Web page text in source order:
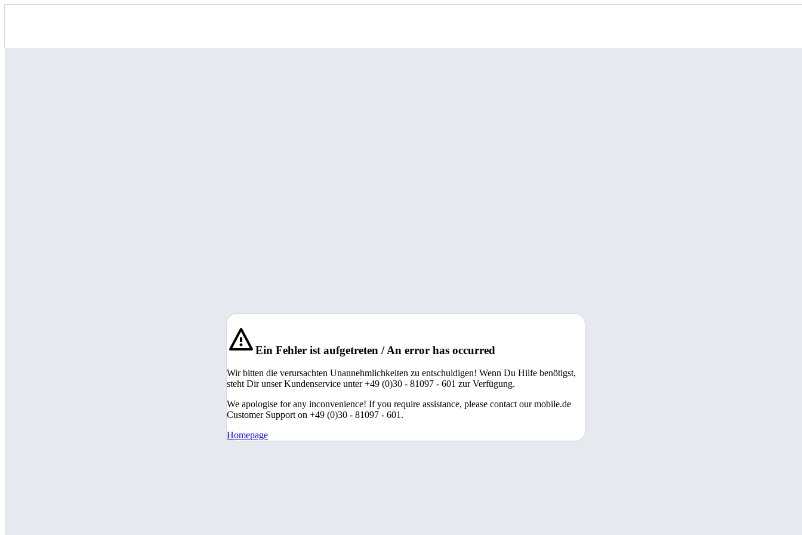
Ein Fehler ist aufgetreten / An error has occurred
Wir bitten die verursachten Unannehmlichkeiten zu entschuldigen! Wenn Du Hilfe benötigst,
steht Dir unser Kundenservice unter +49 (0)30 - 81097 - 601 zur Verfügung.
We apologise for any inconvenience! If you require assistance, please contact our mobile.de
Customer Support on +49 (0)30 - 81097 - 601.
Homepage